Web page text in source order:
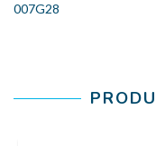
007G28